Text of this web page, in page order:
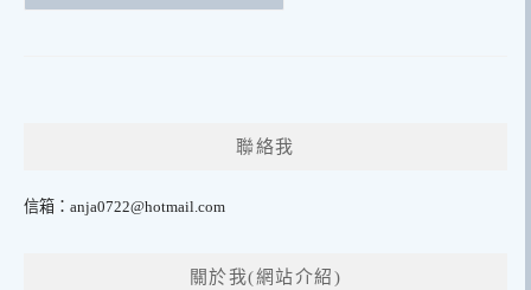
聯絡我
信箱： anja0722@hotmail.com
關於我(網站介紹)